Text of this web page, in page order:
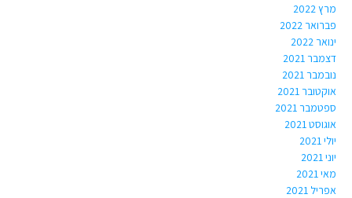
מרץ 2022
פברואר 2022
ינואר 2022
דצמבר 2021
נובמבר 2021
אוקטובר 2021
ספטמבר 2021
אוגוסט 2021
יולי 2021
יוני 2021
מאי 2021
אפריל 2021